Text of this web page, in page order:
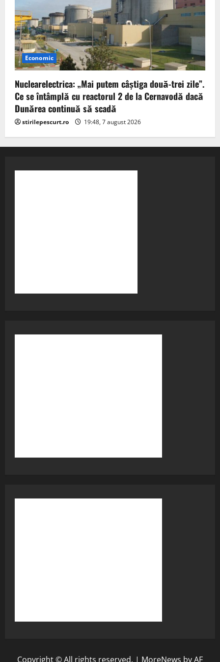
Economic
Nuclearelectrica: „Mai putem câștiga două-trei zile”.
Ce se întâmplă cu reactorul 2 de la Cernavodă dacă
Dunărea continuă să scadă
stirilepescurt.ro 19:48, 7 august 2026
Copyright © All rights reserved. | MoreNews by AF